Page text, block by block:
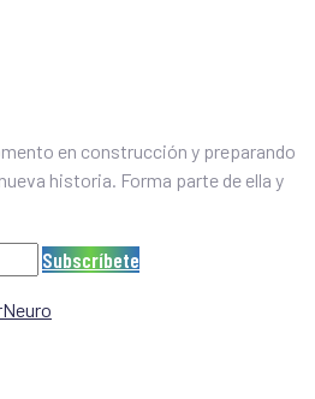
en construcción y preparando
historia. Forma parte de ella y
Subscríbete